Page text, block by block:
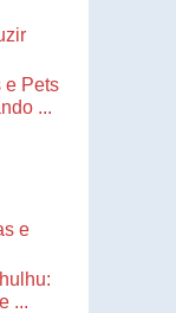
e Pets
...
e
...